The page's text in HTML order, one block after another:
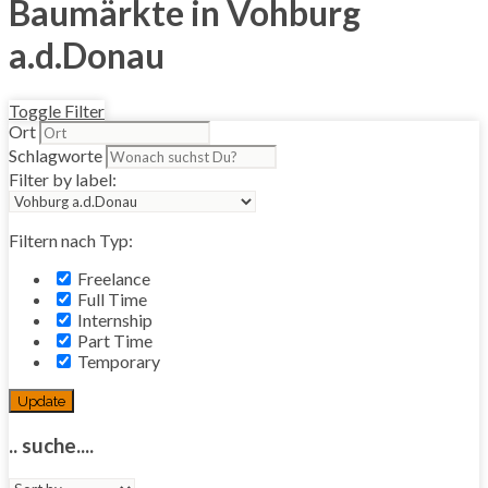
Baumärkte in Vohburg
a.d.Donau
Toggle Filter
Ort
Schlagworte
Filter by label:
Filtern nach Typ:
Freelance
Full Time
Internship
Part Time
Temporary
Update
.. suche....